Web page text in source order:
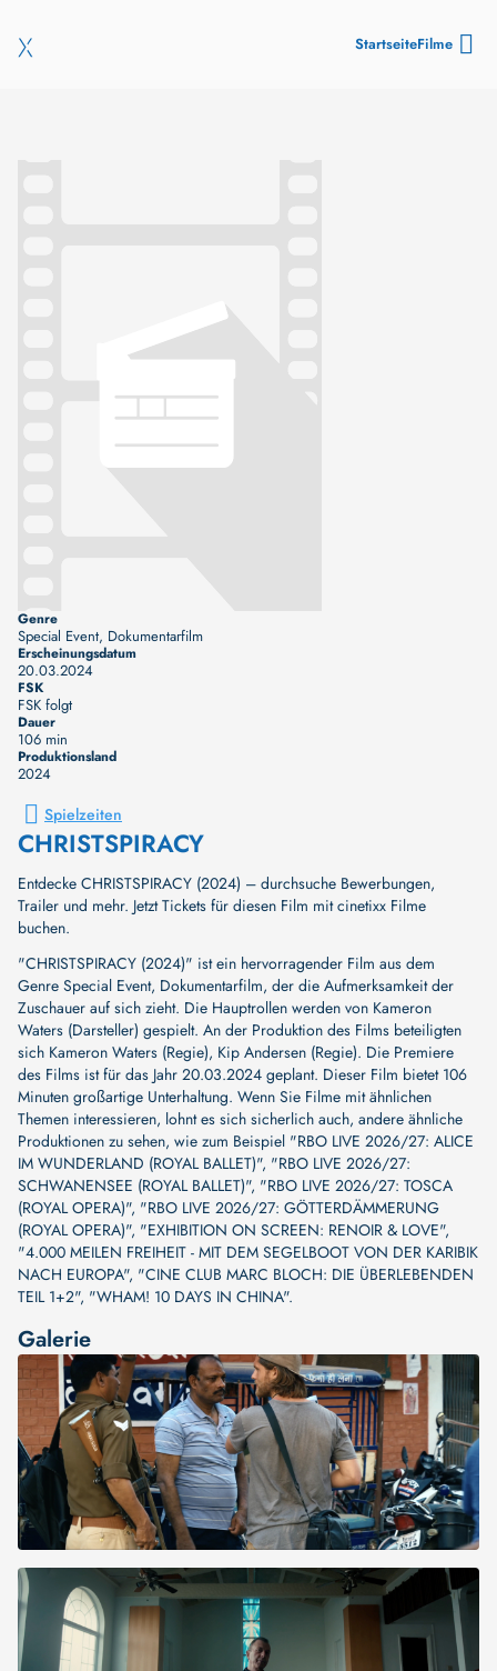
StartseiteFilme
Genre
Special Event, Dokumentarfilm
Erscheinungsdatum
20.03.2024
FSK
FSK folgt
Dauer
106 min
Produktionsland
2024
Spielzeiten
CHRISTSPIRACY
Entdecke CHRISTSPIRACY (2024) – durchsuche Bewerbungen,
Trailer und mehr. Jetzt Tickets für diesen Film mit cinetixx Filme
buchen.
"CHRISTSPIRACY (2024)" ist ein hervorragender Film aus dem
Genre Special Event, Dokumentarfilm, der die Aufmerksamkeit der
Zuschauer auf sich zieht. Die Hauptrollen werden von Kameron
Waters (Darsteller) gespielt. An der Produktion des Films beteiligten
sich Kameron Waters (Regie), Kip Andersen (Regie). Die Premiere
des Films ist für das Jahr 20.03.2024 geplant. Dieser Film bietet 106
Minuten großartige Unterhaltung. Wenn Sie Filme mit ähnlichen
Themen interessieren, lohnt es sich sicherlich auch, andere ähnliche
Produktionen zu sehen, wie zum Beispiel "RBO LIVE 2026/27: ALICE
IM WUNDERLAND (ROYAL BALLET)", "RBO LIVE 2026/27:
SCHWANENSEE (ROYAL BALLET)", "RBO LIVE 2026/27: TOSCA
(ROYAL OPERA)", "RBO LIVE 2026/27: GÖTTERDÄMMERUNG
(ROYAL OPERA)", "EXHIBITION ON SCREEN: RENOIR & LOVE",
"4.000 MEILEN FREIHEIT - MIT DEM SEGELBOOT VON DER KARIBIK
NACH EUROPA", "CINE CLUB MARC BLOCH: DIE ÜBERLEBENDEN
TEIL 1+2", "WHAM! 10 DAYS IN CHINA".
Galerie